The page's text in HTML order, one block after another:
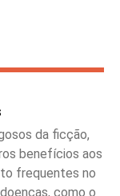
da ficção,
benefícios aos
frequentes no
como o